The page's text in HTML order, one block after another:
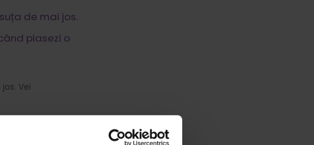
de mai jos.
plasezi o
Vei